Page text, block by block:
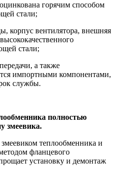
горячим способом
стали;
корпус вентилятора, внешняя
стали;
а также
импортными компонентами,
службы.
полностью
змеевика.
теплообменника и
фланцевого
установку и демонтаж